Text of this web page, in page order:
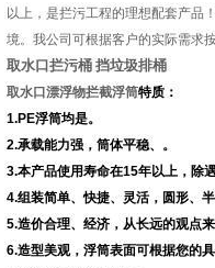
以上，是拦污工程的理想配套产品
境。我公司可根据客户的实际需求
取水口拦污桶 挡垃圾排桶
取水口漂浮物拦截浮筒特质：
1.PE浮筒均是。
2.承载能力强，筒体平稳、。
3.本产品使用寿命在15年以上，除
4.组装简单、快捷、灵活，圆形、
5.造价合理、经济，从长远的观点
6.造型美观，浮筒表面可根据您的